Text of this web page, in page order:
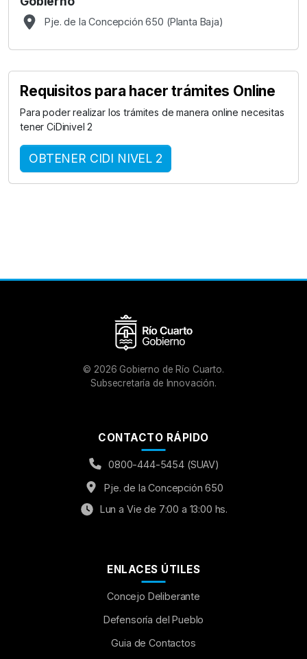
Pje. de la Concepción 650 (Planta Baja)
Requisitos para hacer trámites Online
Para poder realizar los trámites de manera online necesitas
tener CiDinivel 2
OBTENER CIDI NIVEL 2
©2026 Gobierno de Río Cuarto.
Subsecretaría de Innovación.
CONTACTO RÁPIDO
0800-444-5454 (SUAV)
Pje. de la Concepción 650
Lun a Vie de 7:00 a 13:00 hs.
ENLACES ÚTILES
Concejo Deliberante
Defensoría del Pueblo
Guia de Contactos
Aumentar Fuente
OFF